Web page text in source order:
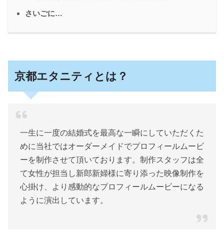
さいごに…
京都エタニティとは？
一生に一度の結婚式を最高な一瞬にしていただくた
めに当社ではオーダーメイドでプロフィールムービ
ーを制作させて頂いております。制作スタッフは全
て女性が担当し新郎新婦様に寄り添った映像制作を
心掛け、より感動的なプロフィールムービーになる
ように演出しています。